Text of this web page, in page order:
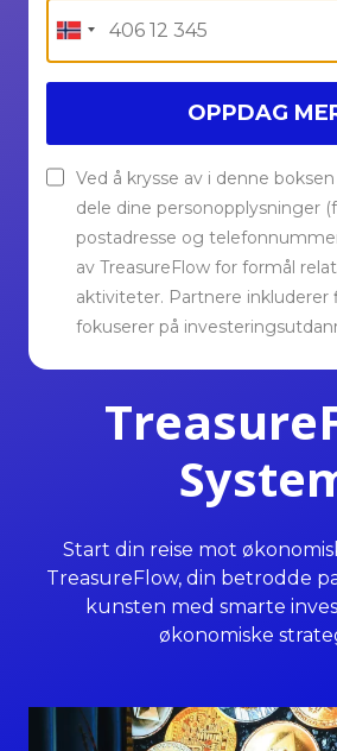
Start din reise mot
TreasureFlow, din betrodde
kunsten med smarte
økonomiske
OPPDAG
Ved å krysse av i denne
dele dine personopplysninger
postadresse og
av TreasureFlow for formål
aktiviteter. Partnere inkluderer
fokuserer på